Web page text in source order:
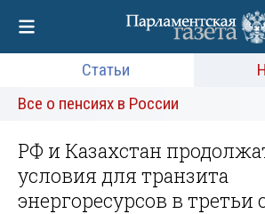
Статьи
Все о пенсиях в России
РФ и Казахстан
условия для транзита
энергоресурсов в третьи